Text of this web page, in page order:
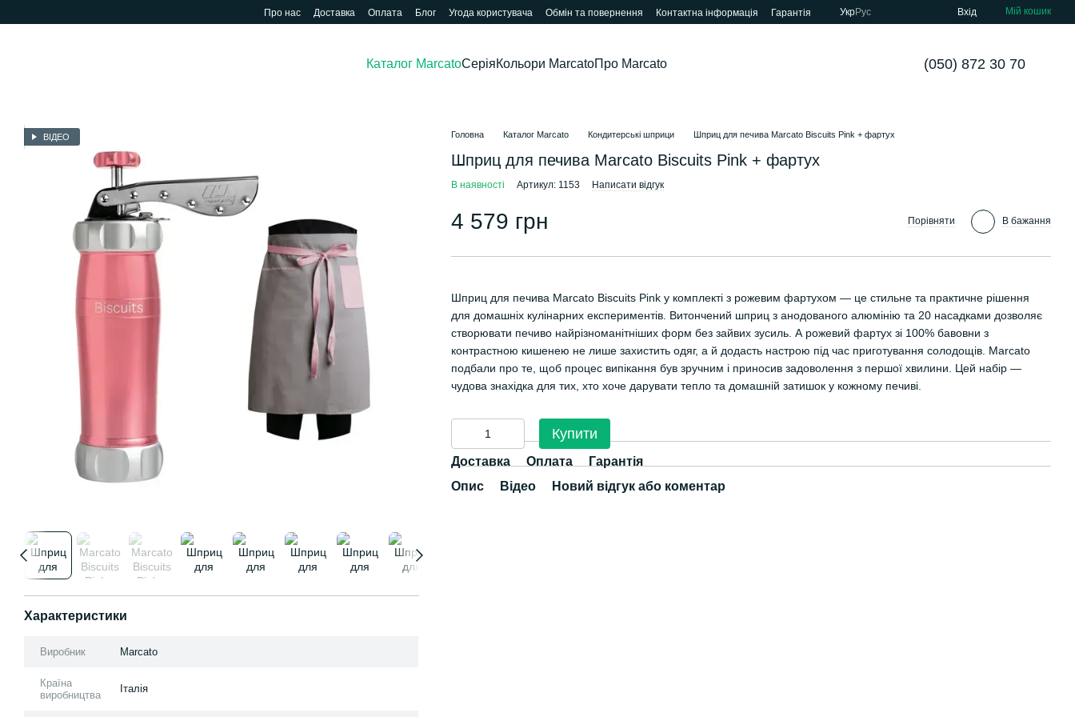
Про нас Доставка Оплата Блог Угода користувача Обмін та повернення Контактна інформація Гарантія УкрРус Вхід Мій кошик
Каталог MarcatoСеріяКольори MarcatoПро Marcato (050) 872 30 70
ВІДЕО
Характеристики
Виробник Marcato
Країна
виробництва
Італія
Головна Каталог Marcato Кондитерські шприци Шприц для печива Marcato Biscuits Pink + фартух
Шприц для печива Marcato Biscuits Pink + фартух
В наявності Артикул: 1153 Написати відгук
4 579 грн Порівняти В бажання
Шприц для печива Marcato Biscuits Pink у комплекті з рожевим фартухом — це стильне та практичне рішення
для домашніх кулінарних експериментів. Витончений шприц з анодованого алюмінію та 20 насадками дозволяє
створювати печиво найрізноманітніших форм без зайвих зусиль. А рожевий фартух зі 100% бавовни з
контрастною кишенею не лише захистить одяг, а й додасть настрою під час приготування солодощів. Marcato
подбали про те, щоб процес випікання був зручним і приносив задоволення з першої хвилини. Цей набір —
чудова знахідка для тих, хто хоче дарувати тепло та домашній затишок у кожному печиві.
Купити
Доставка Оплата
Гарантія
Опис
Відео Новий відгук або коментар